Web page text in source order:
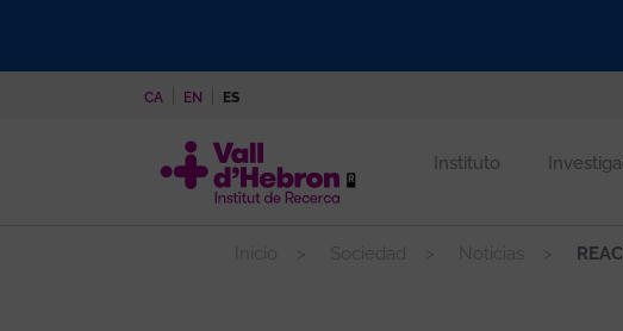
CA EN ES
Instituto
Sociedad Noticias